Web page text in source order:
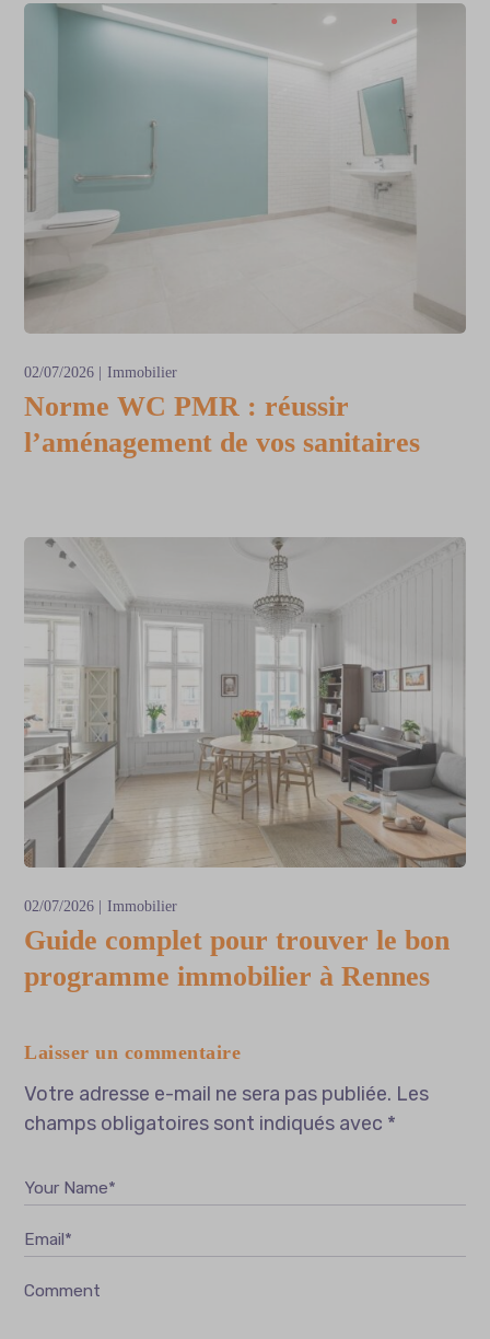
02/07/2026 Immobilier
Norme WC PMR : réussir
l’aménagement de vos sanitaires
02/07/2026 Immobilier
Guide complet pour trouver le bon
programme immobilier à Rennes
Laisser un commentaire
Votre adresse e-mail ne sera pas publiée. Les
champs obligatoires sont indiqués avec *
Your Name*
Email*
Comment